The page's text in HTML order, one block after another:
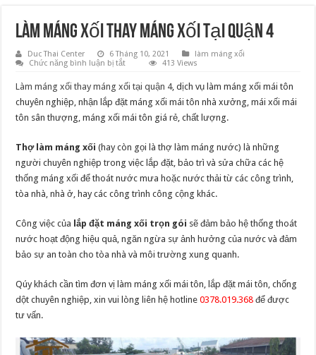
Làm máng xối thay máng xối tại quận 4
Duc Thai Center 6 Tháng 10, 2021
làm máng xối
Chức năng bình luận bị tắtở
máng
xối
thay
máng
xối
4
413 Views
Làm máng xối thay máng xối tại quận 4, dịch vụ làm máng xối mái tôn
chuyên nghiệp, nhận lắp đặt máng xối mái tôn nhà xưởng, mái xối mái
tôn sân thượng, máng xối mái tôn giá rẻ, chất lượng.
Thợ làm máng xối (hay còn gọi là thợ làm máng nước) là những
người chuyên nghiệp trong việc lắp đặt, bảo trì và sửa chữa các hệ
thống máng xối để thoát nước mưa hoặc nước thải từ các công trình,
tòa nhà, nhà ở, hay các công trình công cộng khác.
Công việc của lắp đặt máng xối trọn gói sẽ đảm bảo hệ thống thoát
nước hoạt động hiệu quả, ngăn ngừa sự ảnh hưởng của nước và đảm
bảo sự an toàn cho tòa nhà và môi trường xung quanh.
Qúy khách cần tìm đơn vị làm máng xối mái tôn, lắp đặt mái tôn, chống
dột chuyên nghiệp, xin vui lòng liên hệ hotline0378.019.368 để được
tư vấn.